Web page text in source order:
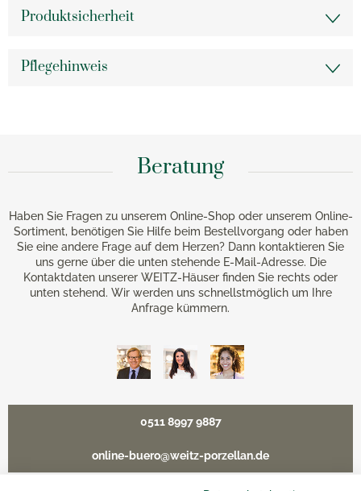
Produktsicherheit
Pflegehinweis
Beratung
Haben Sie Fragen zu unserem Online-Shop oder unserem Online-
Sortiment, benötigen Sie Hilfe beim Bestellvorgang oder haben
Sie eine andere Frage auf dem Herzen? Dann kontaktieren Sie
uns gerne über die unten stehende E-Mail-Adresse. Die
Kontaktdaten unserer WEITZ-Häuser finden Sie rechts oder
unten stehend. Wir werden uns schnellstmöglich um Ihre
Anfrage kümmern.
0511 8997 9887
online-buero@weitz-porzellan.de